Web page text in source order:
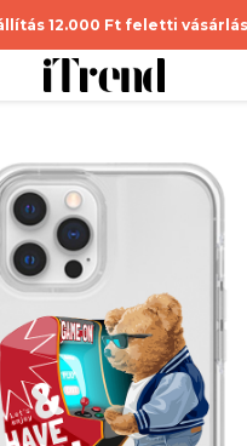
12.000 Ft feletti